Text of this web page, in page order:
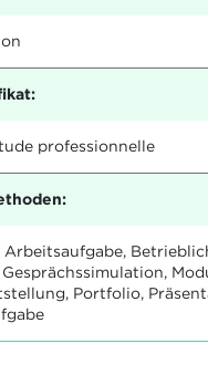
professionnelle
Portfolio,